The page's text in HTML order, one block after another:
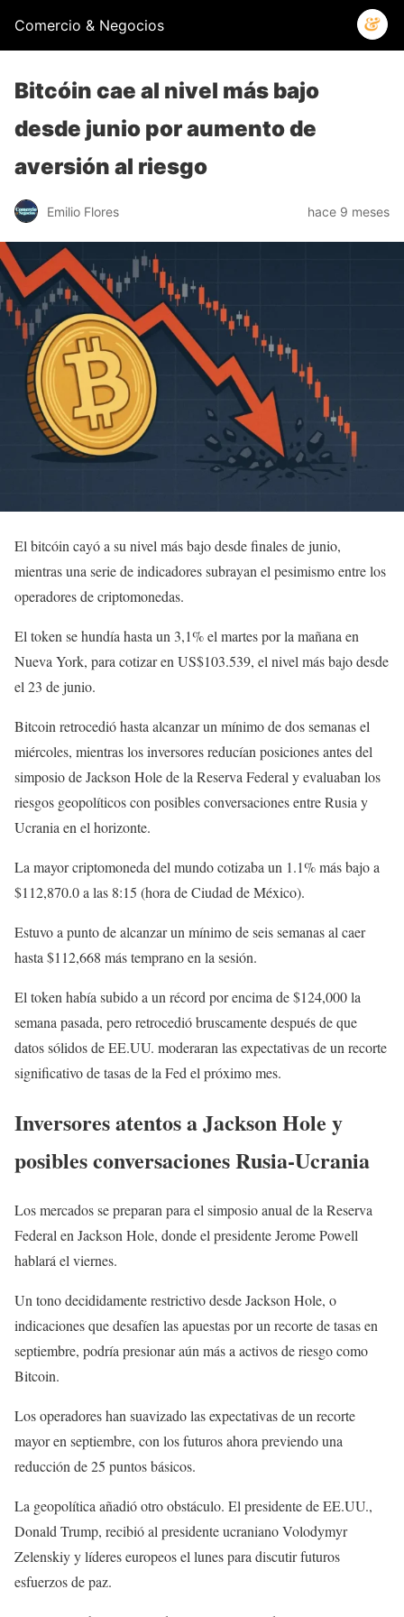
Comercio & Negocios
Bitcóin cae al nivel más bajo
desde junio por aumento de
aversión al riesgo
Emilio Flores hace 9 meses
El bitcóin cayó a su nivel más bajo desde finales de junio,
mientras una serie de indicadores subrayan el pesimismo entre los
operadores de criptomonedas.
El token se hundía hasta un 3,1% el martes por la mañana en
Nueva York, para cotizar en US$103.539, el nivel más bajo desde
el 23 de junio.
Bitcoin retrocedió hasta alcanzar un mínimo de dos semanas el
miércoles, mientras los inversores reducían posiciones antes del
simposio de Jackson Hole de la Reserva Federal y evaluaban los
riesgos geopolíticos con posibles conversaciones entre Rusia y
Ucrania en el horizonte.
La mayor criptomoneda del mundo cotizaba un 1.1% más bajo a
$112,870.0 a las 8:15 (hora de Ciudad de México).
Estuvo a punto de alcanzar un mínimo de seis semanas al caer
hasta $112,668 más temprano en la sesión.
El token había subido a un récord por encima de $124,000 la
semana pasada, pero retrocedió bruscamente después de que
datos sólidos de EE.UU. moderaran las expectativas de un recorte
significativo de tasas de la Fed el próximo mes.
Inversores atentos a Jackson Hole y
posibles conversaciones Rusia-Ucrania
Los mercados se preparan para el simposio anual de la Reserva
Federal en Jackson Hole, donde el presidente Jerome Powell
hablará el viernes.
Un tono decididamente restrictivo desde Jackson Hole, o
indicaciones que desafíen las apuestas por un recorte de tasas en
septiembre, podría presionar aún más a activos de riesgo como
Bitcoin.
Los operadores han suavizado las expectativas de un recorte
mayor en septiembre, con los futuros ahora previendo una
reducción de 25 puntos básicos.
La geopolítica añadió otro obstáculo. El presidente de EE.UU.,
Donald Trump, recibió al presidente ucraniano Volodymyr
Zelenskiy y líderes europeos el lunes para discutir futuros
esfuerzos de paz.